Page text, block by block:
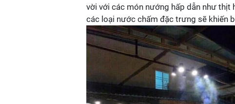
vời với các món nướng hấp dẫn như thịt
các loại nước chấm đặc trưng sẽ khiến